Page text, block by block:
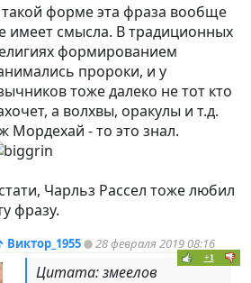
форме эта фраза вообще
имеет смысла. В традиционных
формированием
пророки, и у
тоже далеко не тот кто
а волхвы, оракулы и т.д.
Мордехай - то это знал.
Чарльз Рассел тоже любил
фразу.
Виктор_1955 28 февраля 2019 08:16
+1
Цитата: змеелов